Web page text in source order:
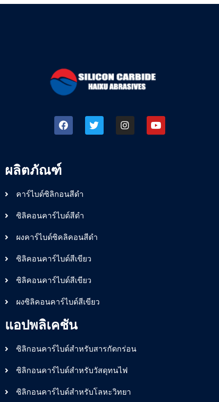
ผลิตภัณฑ์
คาร์ไบด์ซิลิกอนสีดำ
ซิลิคอนคาร์ไบด์สีดำ
ผงคาร์ไบด์ซิคลิคอนสีดำ
ซิลิคอนคาร์ไบด์สีเขียว
ซิลิคอนคาร์ไบด์สีเขียว
ผงซิลิคอนคาร์ไบด์สีเขียว
แอปพลิเคชัน
ซิลิกอนคาร์ไบด์สำหรับสารกัดกร่อน
ซิลิกอนคาร์ไบด์สำหรับวัสดุทนไฟ
ซิลิกอนคาร์ไบด์สำหรับโลหะวิทยา